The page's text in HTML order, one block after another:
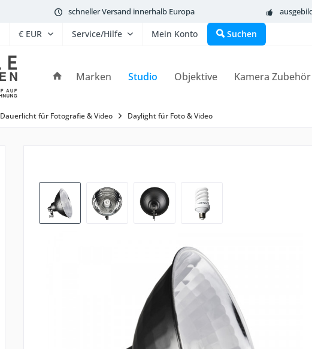
schneller Versand innerhalb Europa
Service/Hilfe Mein Konto Suchen
Marken Studio Objektive Kamera Zubehör
Dauerlicht für Fotografie & Video Daylight für Foto & Video